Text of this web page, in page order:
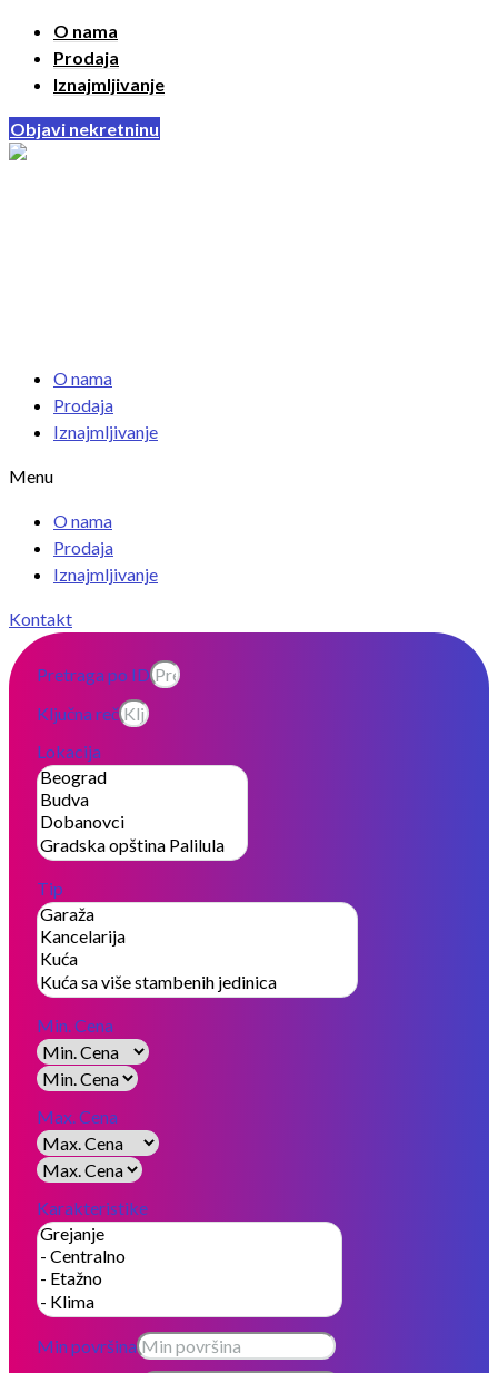
O nama
Prodaja
Iznajmljivanje
Objavi nekretninu
O nama
Prodaja
Iznajmljivanje
Menu
O nama
Prodaja
Iznajmljivanje
Kontakt
Pretraga po ID
Ključna reč
Lokacija
Tip
Min. Cena
Max. Cena
Karakteristike
Min površina